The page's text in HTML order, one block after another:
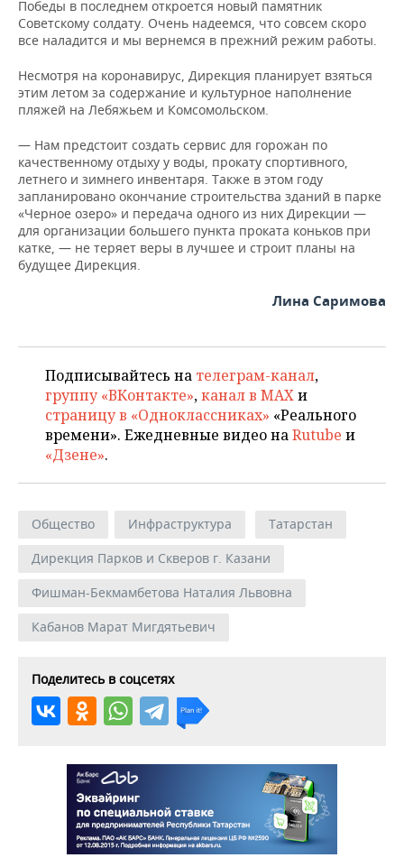
Победы в последнем откроется новый памятник
Советскому солдату. Очень надеемся, что совсем скоро
все наладится и мы вернемся в прежний режим работы.
Несмотря на коронавирус, Дирекция планирует взяться
этим летом за содержание и культурное наполнение
пляжей на Лебяжьем и Комсомольском.
— Нам предстоит создать сервис для горожан по
качественному отдыху у воды, прокату спортивного,
летнего и зимнего инвентаря. Также в этом году
запланировано окончание строительства зданий в парке
«Черное озеро» и передача одного из них Дирекции —
для организации большего пункта проката коньков при
катке, — не теряет веры в лучшее и строит планы на
будущее Дирекция.
Лина Саримова
Подписывайтесь на телеграм-канал,
группу «ВКонтакте»,канал в MAXи
страницу в «Одноклассниках» «Реального
времени». Ежедневные видео наRutube и
«Дзене».
Общество Инфраструктура
Татарстан
Дирекция Парков и Скверов г. Казани
Фишман-Бекмамбетова Наталия Львовна
Кабанов Марат Мигдятьевич
Поделитесь в соцсетях